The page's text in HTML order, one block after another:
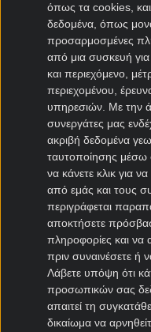
όπως τα cookies,
δεδομένα, όπως
προσαρμοσμένες
από μια συσκευή για
και περιεχόμενο,
περιεχομένου,
υπηρεσιών. Με την
συνεργάτες μας
ακριβή δεδομένα
ταυτοποίησης
να κάνετε κλικ για
από εμάς και τους
περιγράφεται
αποκτήσετε
πληροφορίες και να
πριν συναινέσετε ή
Λάβετε υπόψη ότι
προσωπικών σας
απαιτεί τη
δικαίωμα να
Μεταγραφές
Μπάγερν
Ντόρτμουντ
Αμβούργο
Λεβερκούζεν
Άιντραχτ
Μεταγραφές
Παρί Σεν Ζερμέν
Μονακό
Μαρσέιγ
Λυών μεταγραφές
Μεταγραφές